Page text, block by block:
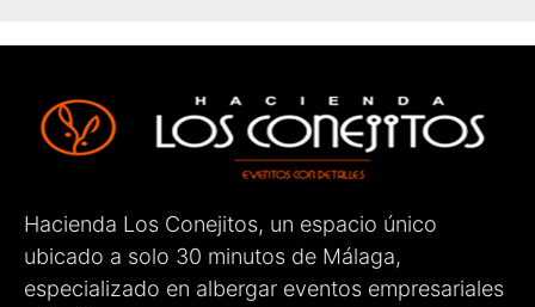
Hacienda Los Conejitos, un espacio único
ubicado a solo 30 minutos de Málaga,
especializado en albergar eventos empresariales